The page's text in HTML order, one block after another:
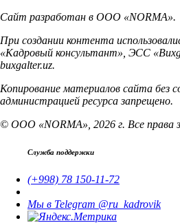
Сайт разработан в ООО «NORMA».
При создании контента
«Кадровый консультант», ЭСС
buxgalter.uz.
Копирование материалов сайта без
администрацией ресурса запрещено.
© ООО «NORMA», 2026 г. Все права
Служба поддержки
(+998) 78 150-11-72
Мы в Telegram @ru_kadrovik